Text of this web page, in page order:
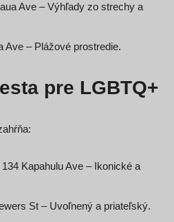
Ave – Výhľady zo strechy a
Ave – Plážové prostredie.
pre LGBTQ+
134 Kapahulu Ave – Ikonické a
St – Uvoľnený a priateľský.